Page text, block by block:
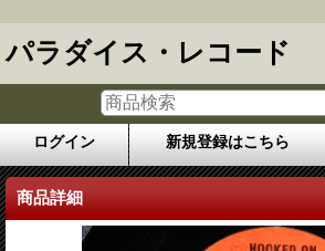
パラダイス・レコード
ログイン 新規登録はこちら
商品詳細